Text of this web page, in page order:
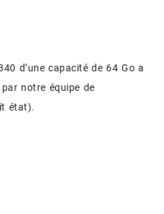
d’une capacité de 64 Go a
notre équipe de
état).